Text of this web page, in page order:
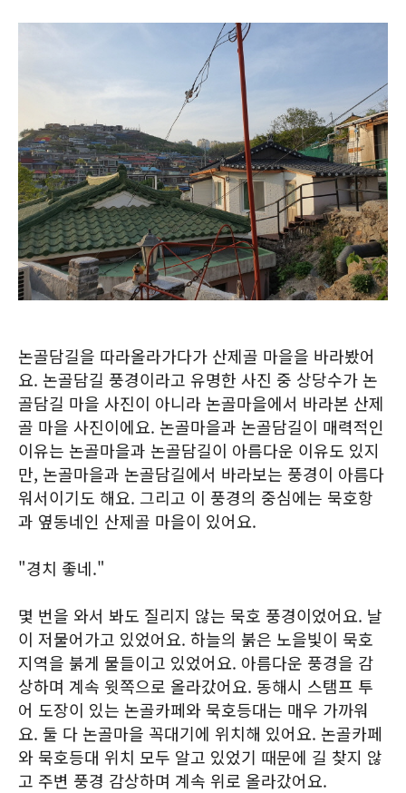
논골담길을 따라올라가다가 산제골 마을을 바라봤어
요. 논골담길 풍경이라고 유명한 사진 중 상당수가 논
골담길 마을 사진이 아니라 논골마을에서 바라본 산제
골 마을 사진이에요. 논골마을과 논골담길이 매력적인
이유는 논골마을과 논골담길이 아름다운 이유도 있지
만, 논골마을과 논골담길에서 바라보는 풍경이 아름다
워서이기도 해요. 그리고 이 풍경의 중심에는 묵호항
과 옆동네인 산제골 마을이 있어요.
"경치 좋네."
몇 번을 와서 봐도 질리지 않는 묵호 풍경이었어요. 날
이 저물어가고 있었어요. 하늘의 붉은 노을빛이 묵호
지역을 붉게 물들이고 있었어요. 아름다운 풍경을 감
상하며 계속 윗쪽으로 올라갔어요. 동해시 스탬프 투
어 도장이 있는 논골카페와 묵호등대는 매우 가까워
요. 둘 다 논골마을 꼭대기에 위치해 있어요. 논골카페
와 묵호등대 위치 모두 알고 있었기 때문에 길 찾지 않
고 주변 풍경 감상하며 계속 위로 올라갔어요.